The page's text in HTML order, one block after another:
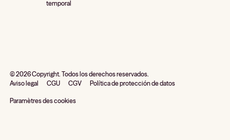
temporal
©2026Copyright. Todos los derechos reservados.
Aviso legal
CGU CGV Política de protección de datos
Paramètres des cookies